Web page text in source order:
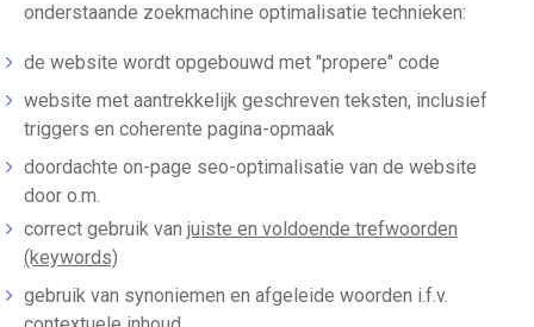
onderstaande zoekmachine optimalisatie technieken:
de website wordt opgebouwd met "propere" code
website met aantrekkelijk geschreven teksten, inclusief
triggers en coherente pagina-opmaak
doordachte on-page seo-optimalisatie van de website
door o.m.
correct gebruik van juiste en voldoende trefwoorden
(keywords)
gebruik van synoniemen en afgeleide woorden i.f.v.